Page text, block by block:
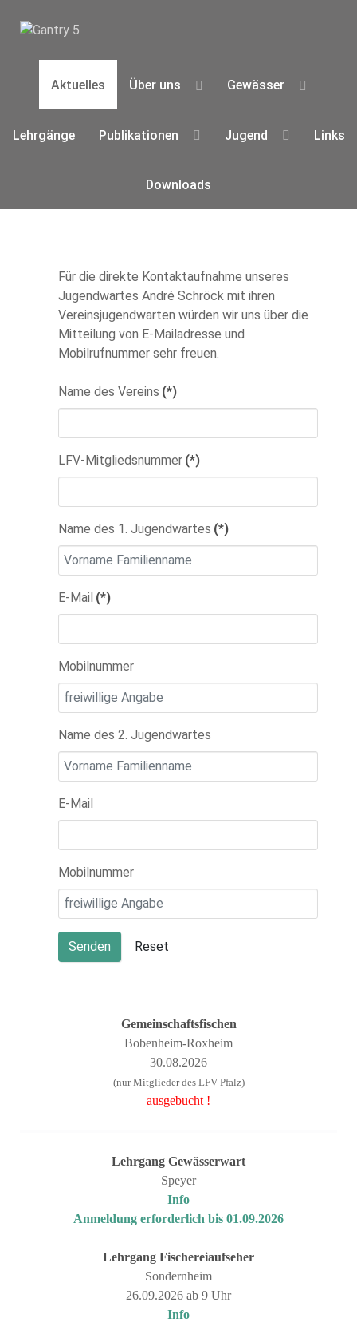
Aktuelles Über uns Gewässer
Lehrgänge Publikationen Jugend Links
Downloads
Für die direkte Kontaktaufnahme unseres
Jugendwartes André Schröck mit ihren
Vereinsjugendwarten würden wir uns über die
Mitteilung von E-Mailadresse und
Mobilrufnummer sehr freuen.
Name des Vereins (*)
LFV-Mitgliedsnummer (*)
Name des 1. Jugendwartes (*)
E-Mail (*)
Mobilnummer
Name des 2. Jugendwartes
E-Mail
Mobilnummer
Senden Reset
Gemeinschaftsfischen
Bobenheim-Roxheim
30.08.2026
(nur Mitglieder des LFV Pfalz)
ausgebucht !
Lehrgang Gewässerwart
Speyer
Info
Anmeldung erforderlich bis 01.09.2026
Lehrgang Fischereiaufseher
Sondernheim
26.09.2026 ab 9 Uhr
Info